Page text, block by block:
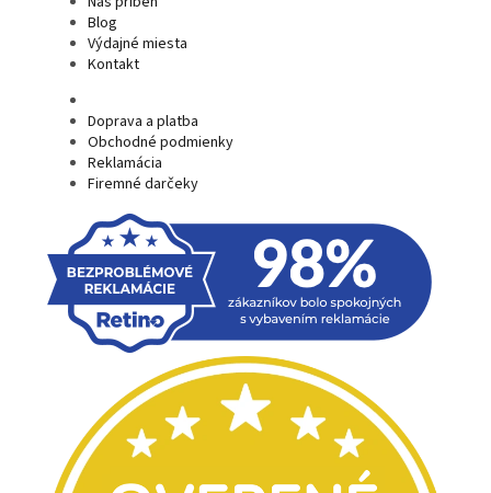
Blog
Výdajné miesta
Kontakt
Doprava a platba
Obchodné podmienky
Reklamácia
Firemné darčeky